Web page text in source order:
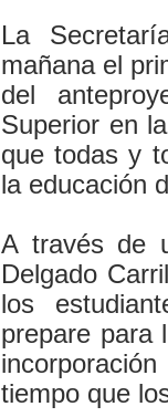
La
mañana el
del
Superior en
que todas y
la educación
A través de
Delgado
los
prepare para
tiempo que